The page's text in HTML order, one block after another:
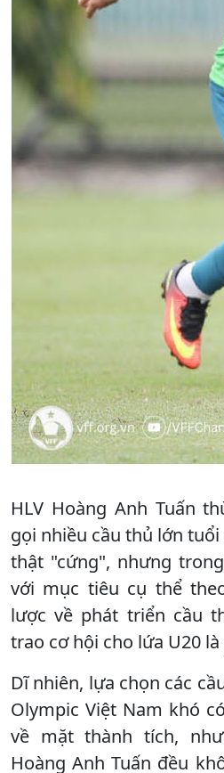
HLV Hoàng Anh Tuấn
gọi nhiều cầu thủ lớn
thật "cứng", nhưng
với mục tiêu cụ thể
lược về phát triển cầu
trao cơ hội cho lứa U20
Dĩ nhiên, lựa chọn các
Olympic Việt Nam khó
về mặt thành tích,
Hoàng Anh Tuấn đều